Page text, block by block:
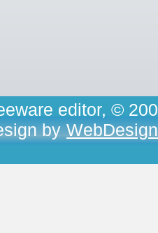
editor, ©
by